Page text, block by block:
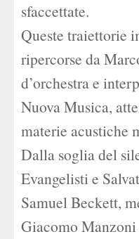
sfaccettate.
Queste traiettorie
ripercorse da
d’orchestra e
Nuova Musica,
materie acustiche
Dalla soglia del
Evangelisti e
Samuel Beckett,
Giacomo